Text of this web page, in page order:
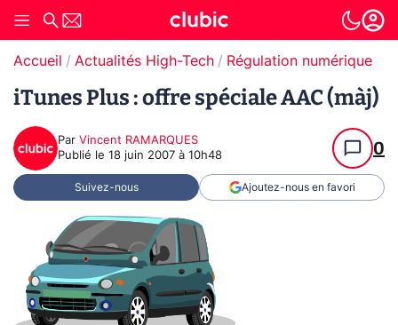
Accueil Actualités High-Tech Régulation numérique
iTunes Plus : offre spéciale AAC (màj)
Par Vincent RAMARQUES
Publié le 18 juin 2007 à 10h48 0
Suivez-nous Ajoutez-nous en favori